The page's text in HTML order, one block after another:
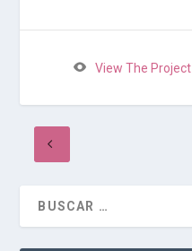
View The Project